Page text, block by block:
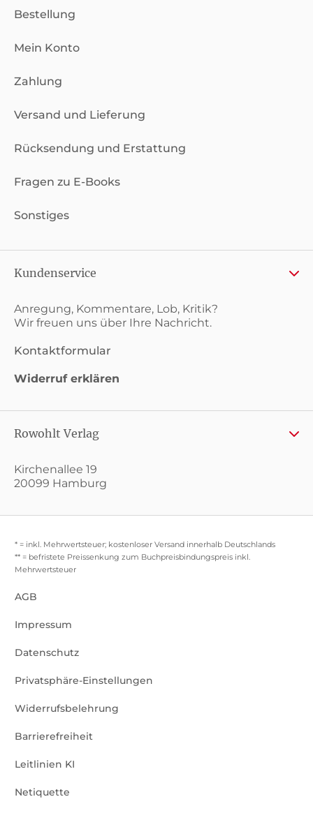
Bestellung
Mein Konto
Zahlung
Versand und Lieferung
Rücksendung und Erstattung
Fragen zu E-Books
Sonstiges
Kundenservice
Anregung, Kommentare, Lob, Kritik?
Wir freuen uns über Ihre Nachricht.
Kontaktformular
Widerruf erklären
Rowohlt Verlag
Kirchenallee 19
20099 Hamburg
* = inkl. Mehrwertsteuer; kostenloser Versand innerhalb Deutschlands
** = befristete Preissenkung zum Buchpreisbindungspreis inkl.
Mehrwertsteuer
AGB
Impressum
Datenschutz
Privatsphäre-Einstellungen
Widerrufsbelehrung
Barrierefreiheit
Leitlinien KI
Netiquette